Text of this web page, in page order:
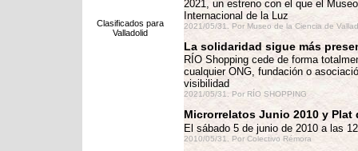
Clasificados para
Valladolid
2021, un estreno con el que el
Internacional de la Luz
2021/05/31. Por Museo de la Ciencia de
La solidaridad sigue más
RÍO Shopping cede de forma
cualquier ONG, fundación o
visibilidad
2021/05/31. Por RÍO SHOPPING
Microrrelatos Junio 2010 y
El sábado 5 de junio de 2010 a las
2010/05/31. Por Colectivo Rémora